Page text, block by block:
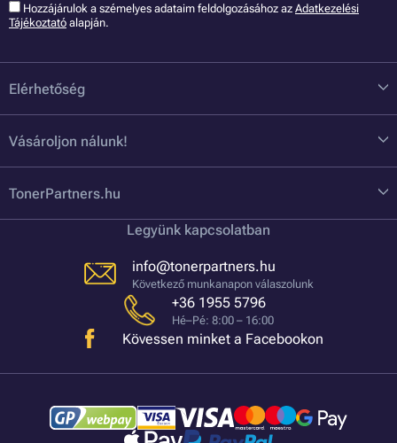
Hozzájárulok a szémelyes adataim feldolgozásához az Adatkezelési
Tájékoztató alapján.
Elérhetőség
Vásároljon nálunk!
TonerPartners.hu
Legyünk kapcsolatban
info@tonerpartners.hu
Következő munkanapon válaszolunk
+36 1955 5796
Hé–Pé: 8:00 – 16:00
Kövessen minket a Facebookon